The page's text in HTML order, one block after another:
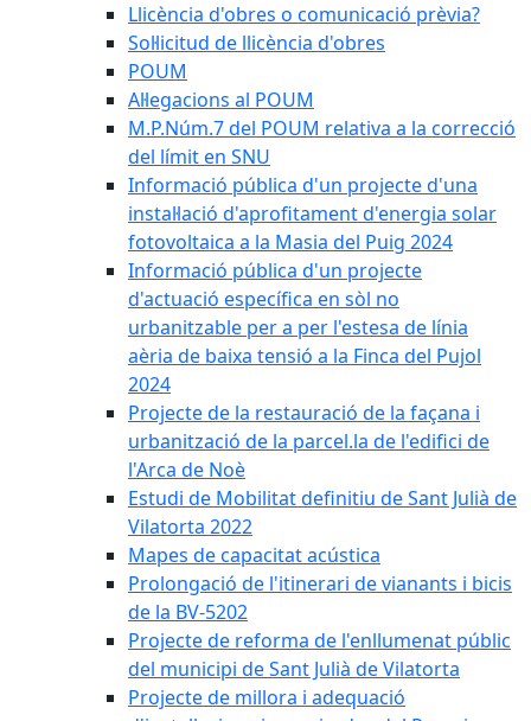
Llicència d'obres o comunicació prèvia?
Sol·licitud de llicència d'obres
POUM
Al·legacions al POUM
M.P.Núm.7 del POUM relativa a la correcció
del límit en SNU
Informació pública d'un projecte d'una
instal·lació d'aprofitament d'energia solar
fotovoltaica a la Masia del Puig 2024
Informació pública d'un projecte
d'actuació específica en sòl no
urbanitzable per a per l'estesa de línia
aèria de baixa tensió a la Finca del Pujol
2024
Projecte de la restauració de la façana i
urbanització de la parcel.la de l'edifici de
l'Arca de Noè
Estudi de Mobilitat definitiu de Sant Julià de
Vilatorta 2022
Mapes de capacitat acústica
Prolongació de l'itinerari de vianants i bicis
de la BV-5202
Projecte de reforma de l'enllumenat públic
del municipi de Sant Julià de Vilatorta
Projecte de millora i adequació